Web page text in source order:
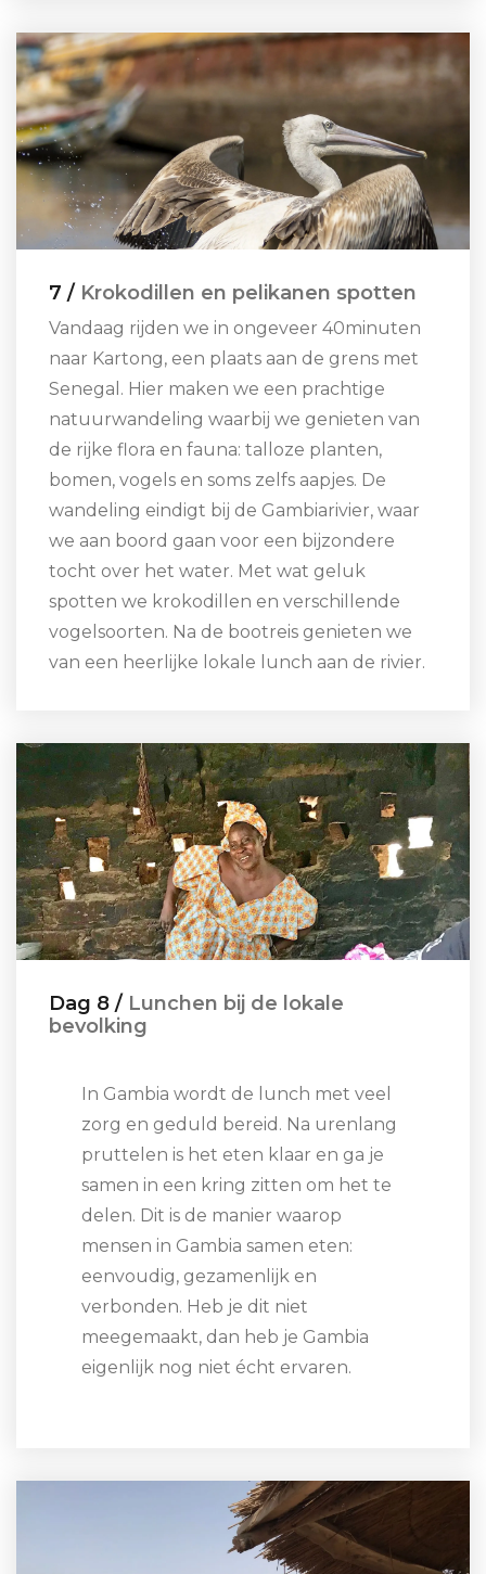
7 / Krokodillen en pelikanen spotten
Vandaag rijden we in ongeveer 40minuten
naar Kartong, een plaats aan de grens met
Senegal. Hier maken we een prachtige
natuurwandeling waarbij we genieten van
de rijke flora en fauna: talloze planten,
bomen, vogels en soms zelfs aapjes. De
wandeling eindigt bij de Gambiarivier, waar
we aan boord gaan voor een bijzondere
tocht over het water. Met wat geluk
spotten we krokodillen en verschillende
vogelsoorten. Na de bootreis genieten we
van een heerlijke lokale lunch aan de rivier.
Dag 8 / Lunchen bij de lokale
bevolking
In Gambia wordt de lunch met veel
zorg en geduld bereid. Na urenlang
pruttelen is het eten klaar en ga je
samen in een kring zitten om het te
delen. Dit is de manier waarop
mensen in Gambia samen eten:
eenvoudig, gezamenlijk en
verbonden. Heb je dit niet
meegemaakt, dan heb je Gambia
eigenlijk nog niet écht ervaren.